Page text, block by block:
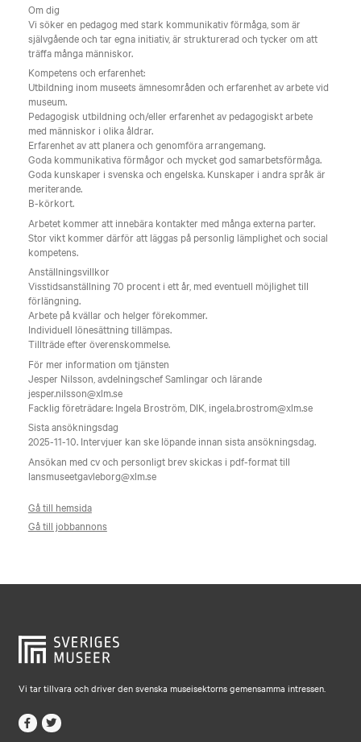
Om dig
Vi söker en pedagog med stark kommunikativ förmåga, som är
självgående och tar egna initiativ, är strukturerad och tycker om att
träffa många människor.
Kompetens och erfarenhet:
Utbildning inom museets ämnesområden och erfarenhet av arbete vid
museum.
Pedagogisk utbildning och/eller erfarenhet av pedagogiskt arbete
med människor i olika åldrar.
Erfarenhet av att planera och genomföra arrangemang.
Goda kommunikativa förmågor och mycket god samarbetsförmåga.
Goda kunskaper i svenska och engelska. Kunskaper i andra språk är
meriterande.
B-körkort.
Arbetet kommer att innebära kontakter med många externa parter.
Stor vikt kommer därför att läggas på personlig lämplighet och social
kompetens.
Anställningsvillkor
Visstidsanställning 70 procent i ett år, med eventuell möjlighet till
förlängning.
Arbete på kvällar och helger förekommer.
Individuell lönesättning tillämpas.
Tillträde efter överenskommelse.
För mer information om tjänsten
Jesper Nilsson, avdelningschef Samlingar och lärande
jesper.nilsson@xlm.se
Facklig företrädare: Ingela Broström, DIK, ingela.brostrom@xlm.se
Sista ansökningsdag
2025-11-10. Intervjuer kan ske löpande innan sista ansökningsdag.
Ansökan med cv och personligt brev skickas i pdf-format till
lansmuseetgavleborg@xlm.se
Gå till hemsida
Gå till jobbannons
Vi tar tillvara och driver den svenska museisektorns gemensamma intressen.